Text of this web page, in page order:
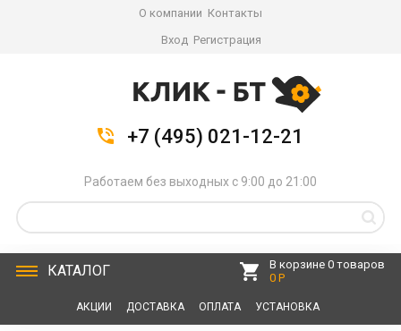
О компании Контакты
Вход Регистрация
+7 (495) 021-12-21
Работаем без выходных с 9:00 до 21:00
КАТАЛОГ
В корзине 0 товаров
0 Р
АКЦИИ ДОСТАВКА ОПЛАТА УСТАНОВКА